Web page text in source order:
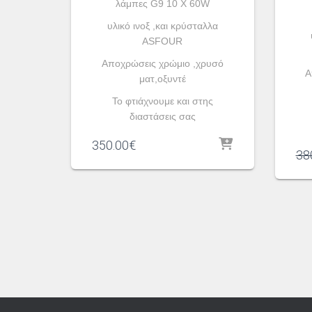
λάμπες G9 10 X 60W
υλικό ινοξ ,και κρύσταλλα
ASFOUR
Aποχρώσεις χρώμιο ,χρυσό
ματ,οξυντέ
To φτιάχνουμε και στης
διαστάσεις σας
350.00€